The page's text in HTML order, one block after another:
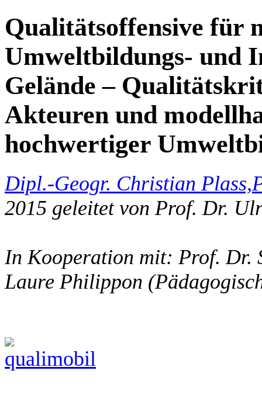
Qualitätsoffensive für
Umweltbildungs- und
Gelände –
Akteuren und
hochwertiger
Dipl.-Geogr. Christian Plass,
2015 geleitet von Prof. Dr.
In Kooperation mit: Prof. Dr.
Laure Philippon